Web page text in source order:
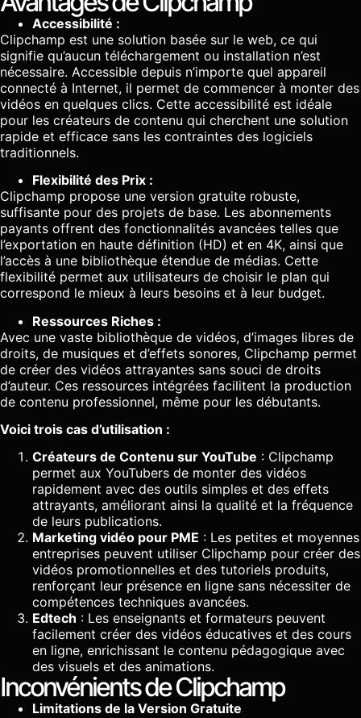
Accessibilité :
Clipchamp est une solution basée sur le web, ce qui
signifie qu’aucun téléchargement ou installation n’est
nécessaire. Accessible depuis n’importe quel appareil
connecté à Internet, il permet de commencer à monter des
vidéos en quelques clics. Cette accessibilité est idéale
pour les créateurs de contenu qui cherchent une solution
rapide et efficace sans les contraintes des logiciels
traditionnels.
Flexibilité des Prix :
Clipchamp propose une version gratuite robuste,
suffisante pour des projets de base. Les abonnements
payants offrent des fonctionnalités avancées telles que
l’exportation en haute définition (HD) et en 4K, ainsi que
l’accès à une bibliothèque étendue de médias. Cette
flexibilité permet aux utilisateurs de choisir le plan qui
correspond le mieux à leurs besoins et à leur budget.
Ressources Riches :
Avec une vaste bibliothèque de vidéos, d’images libres de
droits, de musiques et d’effets sonores, Clipchamp permet
de créer des vidéos attrayantes sans souci de droits
d’auteur. Ces ressources intégrées facilitent la production
de contenu professionnel, même pour les débutants.
Voici trois cas d’utilisation :
Créateurs de Contenu sur YouTube : Clipchamp
permet aux YouTubers de monter des vidéos
rapidement avec des outils simples et des effets
attrayants, améliorant ainsi la qualité et la fréquence
de leurs publications.
Marketing vidéo pour PME : Les petites et moyennes
entreprises peuvent utiliser Clipchamp pour créer des
vidéos promotionnelles et des tutoriels produits,
renforçant leur présence en ligne sans nécessiter de
compétences techniques avancées.
Edtech : Les enseignants et formateurs peuvent
facilement créer des vidéos éducatives et des cours
en ligne, enrichissant le contenu pédagogique avec
des visuels et des animations.
Inconvénients de Clipchamp
Limitations de la Version Gratuite